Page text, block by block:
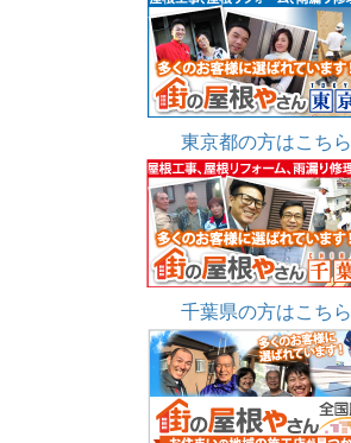
東京都の方はこちら
千葉県の方はこちら